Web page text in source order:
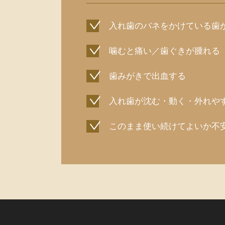
入れ歯のバネをかけている歯
噛むと痛い／歯ぐきが腫れる
歯みがきで出血する
入れ歯が沈む・動く・外れや
このまま使い続けてよいか不